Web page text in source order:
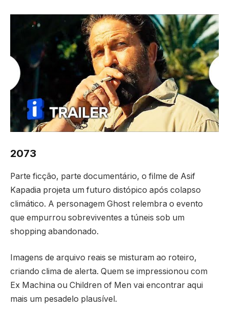
2073
Parte ficção, parte documentário, o filme de Asif
Kapadia projeta um futuro distópico após colapso
climático. A personagem Ghost relembra o evento
que empurrou sobreviventes a túneis sob um
shopping abandonado.
Imagens de arquivo reais se misturam ao roteiro,
criando clima de alerta. Quem se impressionou com
Ex Machina ou Children of Men vai encontrar aqui
mais um pesadelo plausível.